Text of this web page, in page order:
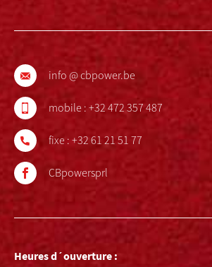
info @ cbpower.be
mobile : +32 472 357 487
fixe : +32 61 21 51 77
CBpowersprl
Heures d´ouverture :